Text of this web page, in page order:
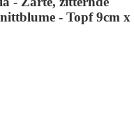
- Topf 9cm x